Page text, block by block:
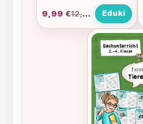
9,99 €12,98 € Eduki